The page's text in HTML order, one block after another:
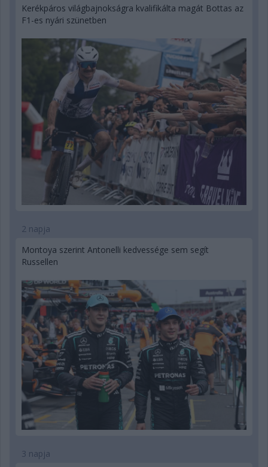
Kerékpáros világbajnokságra kvalifikálta magát Bottas az
F1-es nyári szünetben
2 napja
Montoya szerint Antonelli kedvessége sem segít
Russellen
3 napja